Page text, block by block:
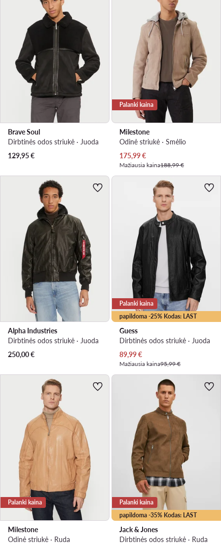
Brave Soul
Dirbtinės odos striukė · Juoda
129,95€
Palanki kaina
Milestone
Odinė striukė · Smėlio
Dabartinė kaina
175,99€
Mažiausia kaina188,99 €
Alpha Industries
Dirbtinės odos striukė · Juoda
250,00€
papildoma -25% Kodas: LAST
Palanki kaina
Guess
Dirbtinės odos striukė · Juoda
Dabartinė kaina
89,99€
Mažiausia kaina95,99 €
Palanki kaina
Milestone
Odinė striukė · Ruda
papildoma -35% Kodas: LAST
Palanki kaina
Jack & Jones
Dirbtinės odos striukė · Ruda